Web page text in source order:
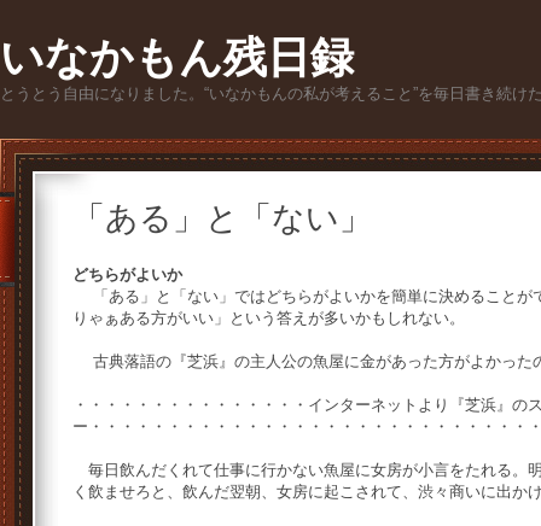
いなかもん残日録
とうとう自由になりました。“いなかもんの私が考えること”を毎日書き続け
「ある」と「ない」
どちらがよいか
「ある」と「ない」ではどちらがよいかを簡単に決めることが
りゃぁある方がいい」という答えが多いかもしれない。
古典落語の『芝浜』の主人公の魚屋に金があった方がよかった
・・・・・・・・・・・・・・・インターネットより『芝浜』の
ー・・・・・・・・・・・・・・・・・・・・・・・・・・
毎日飲んだくれて仕事に行かない魚屋に女房が小言をたれる。
く飲ませろと、飲んだ翌朝、女房に起こされて、渋々商いに出か